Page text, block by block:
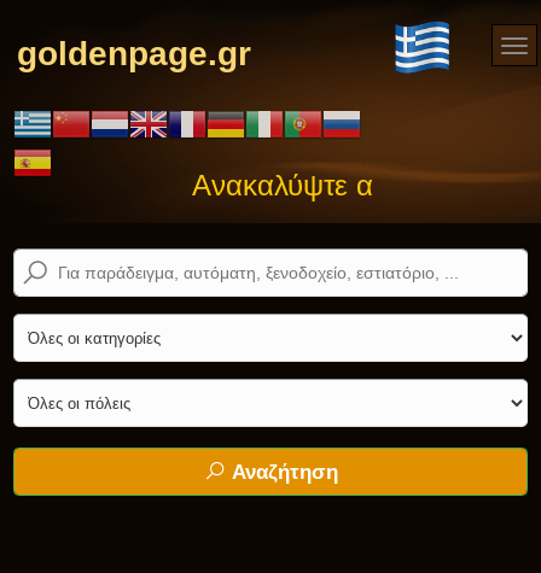
goldenpage.gr
Ανακαλύψτε αυτό που
Αναζήτηση